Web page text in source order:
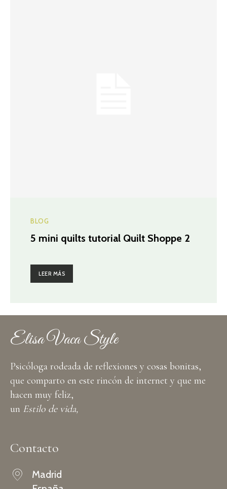
BLOG
5 mini quilts tutorial Quilt Shoppe 2
LEER MÁS
Elisa Vaca Style
Psicóloga rodeada de reflexiones y cosas bonitas,
que comparto en este rincón de internet y que me
hacen muy feliz,
un Estilo de vida,
Contacto
Madrid